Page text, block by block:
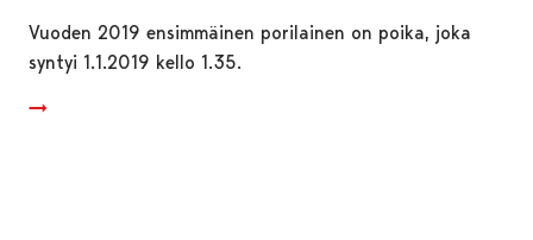
Vuoden 2019 ensimmäinen porilainen on poika, joka
syntyi 1.1.2019 kello 1.35.